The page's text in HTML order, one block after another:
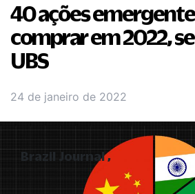
40 ações
comprar em 2022,
UBS
24 de janeiro de 2022
Brazil Journal